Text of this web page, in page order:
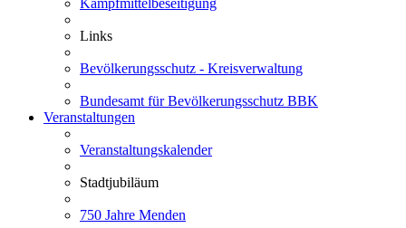
Kampfmittelbeseitigung
Links
Bevölkerungsschutz - Kreisverwaltung
Bundesamt für Bevölkerungsschutz BBK
Veranstaltungen
Veranstaltungskalender
Stadtjubiläum
750 Jahre Menden